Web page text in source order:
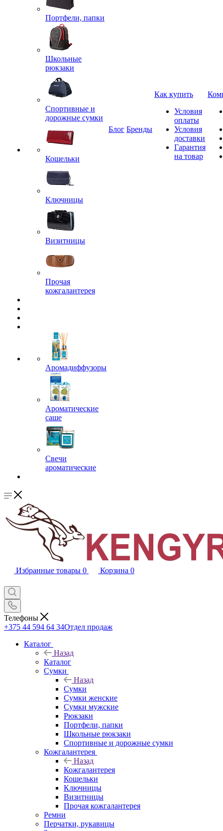
Портфели, папки
Школьные
рюкзаки
Спортивные и
дорожные сумки
Кошельки
Ключницы
Визитницы
Прочая
кожгалантерея
Аромадиффузоры
Ароматические
саше
Свечи
ароматические
Блог Бренды
Как купить
Условия
оплаты
Условия
доставки
Гарантия
на товар
Избранные товары 0 Корзина 0
Телефоны
+375 44 594 64 34Отдел продаж
Каталог
Назад
Каталог
Сумки
Назад
Сумки
Сумки женские
Сумки мужские
Рюкзаки
Портфели, папки
Школьные рюкзаки
Спортивные и дорожные сумки
Кожгалантерея
Назад
Кожгалантерея
Кошельки
Ключницы
Визитницы
Прочая кожгалантерея
Ремни
Перчатки, рукавицы